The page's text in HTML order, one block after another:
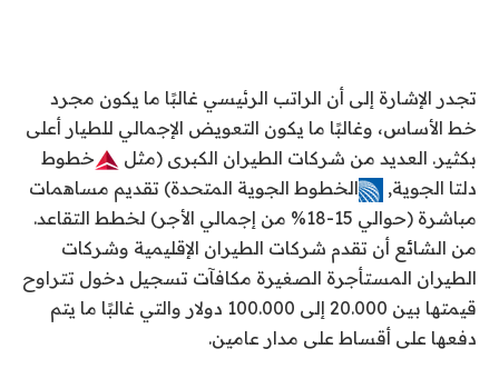
تجدر الإشارة إلى أن الراتب الرئيسي غالبًا ما يكون مجرد
خط الأساس، وغالبًا ما يكون التعويض الإجمالي للطيار أعلى
بكثير. العديد من شركات الطيران الكبرى (مثل
خطوط
دلتا الجوية, الخطوط الجوية المتحدة) تقديم مساهمات
مباشرة (حوالي 15-18% من إجمالي الأجر) لخطط التقاعد.
من الشائع أن تقدم شركات الطيران الإقليمية وشركات
الطيران المستأجرة الصغيرة مكافآت تسجيل دخول تتراوح
قيمتها بين 20.000 إلى 100.000 دولار والتي غالبًا ما يتم
دفعها على أقساط على مدار عامين.